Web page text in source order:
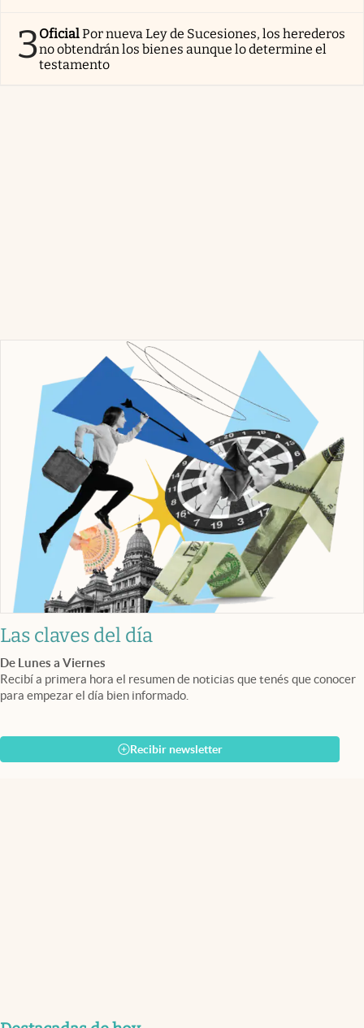
3OficialPor nueva Ley de Sucesiones, los herederos
no obtendrán los bienes aunque lo determine el
testamento
Las claves del día
De Lunes a Viernes
Recibí a primera hora el resumen de noticias que tenés que conocer
para empezar el día bien informado.
Recibir newsletter